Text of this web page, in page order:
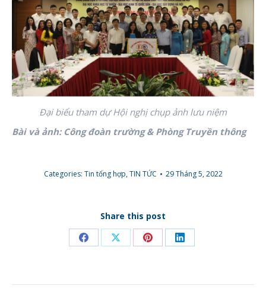
Đại biểu tham dự Hội nghị chụp ảnh lưu niệm
Bài và ảnh: Công đoàn trường & Phòng Truyền thông
Categories: Tin tổng hợp,TIN TỨC 29 Tháng 5, 2022
Share this post
Share Share Share Share